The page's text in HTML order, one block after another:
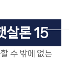
살론 15
수 밖에 없는